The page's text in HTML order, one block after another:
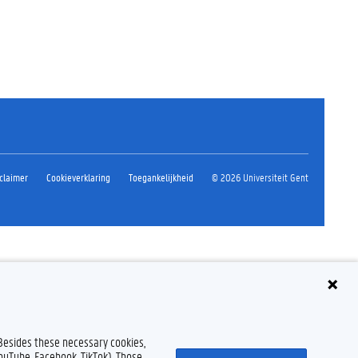
Cookieverklaring Toegankelijkheid © 2026 Universiteit Gent
these necessary cookies,